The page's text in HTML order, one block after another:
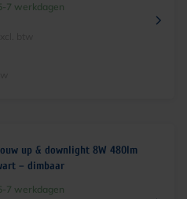
7 werkdagen
up & downlight 8W 480lm
– dimbaar
7 werkdagen